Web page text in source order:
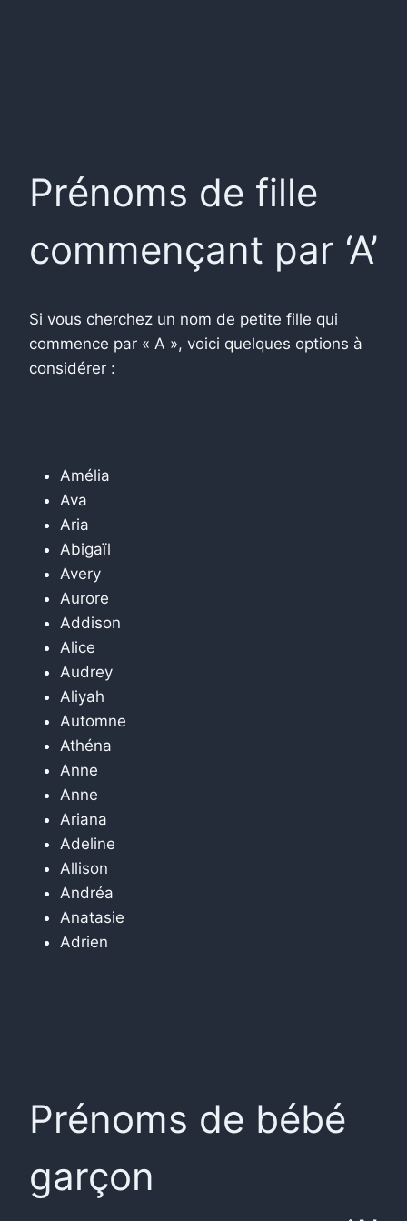
Prénoms de fille
commençant par ‘A’
Si vous cherchez un nom de petite fille qui
commence par « A », voici quelques options à
considérer :
Amélia
Ava
Aria
Abigaïl
Avery
Aurore
Addison
Alice
Audrey
Aliyah
Automne
Athéna
Anne
Anne
Ariana
Adeline
Allison
Andréa
Anatasie
Adrien
Prénoms de bébé
garçon